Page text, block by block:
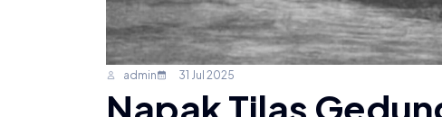
admin 31 Jul 2025
Napak Tilas